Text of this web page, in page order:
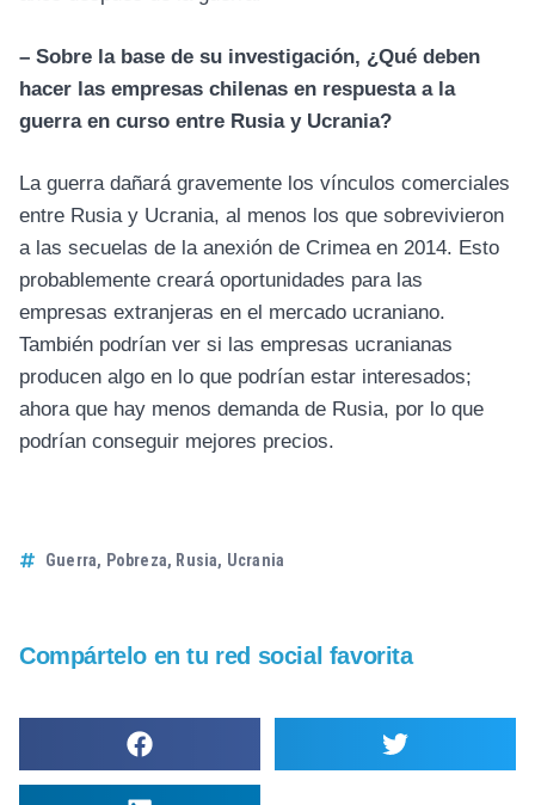
– Sobre la base de su investigación, ¿Qué deben
hacer las empresas chilenas en respuesta a la
guerra en curso entre Rusia y Ucrania?
La guerra dañará gravemente los vínculos comerciales
entre Rusia y Ucrania, al menos los que sobrevivieron
a las secuelas de la anexión de Crimea en 2014. Esto
probablemente creará oportunidades para las
empresas extranjeras en el mercado ucraniano.
También podrían ver si las empresas ucranianas
producen algo en lo que podrían estar interesados;
ahora que hay menos demanda de Rusia, por lo que
podrían conseguir mejores precios.
Guerra, Pobreza, Rusia, Ucrania
Compártelo en tu red social favorita